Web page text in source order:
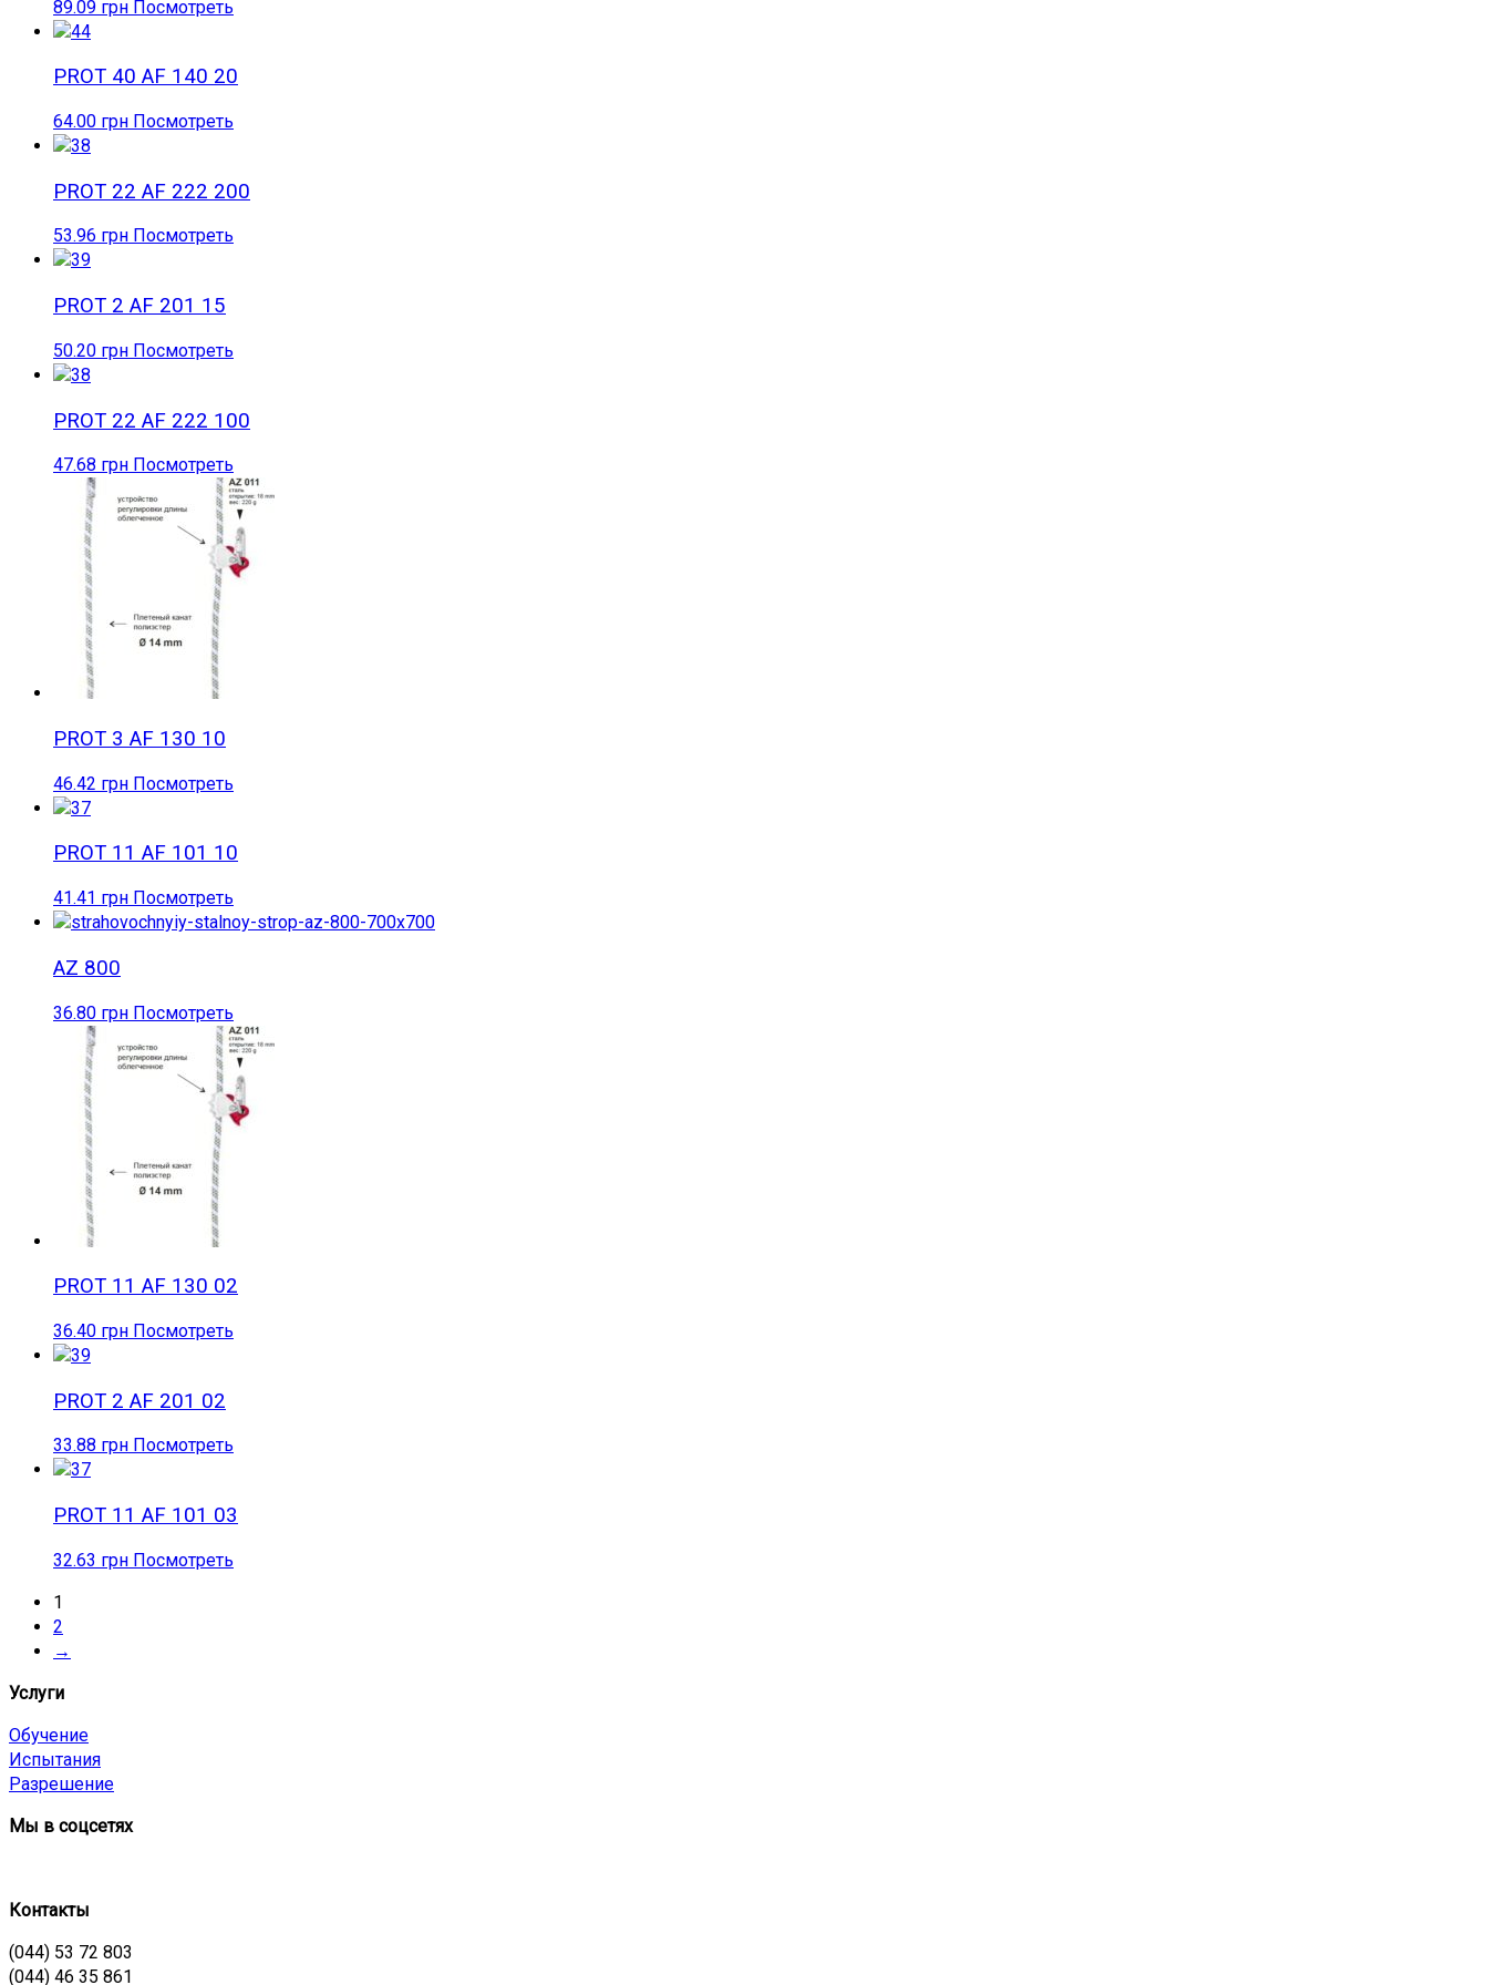
89.09 грн Посмотреть
PROT 40 AF 140 20
64.00 грн Посмотреть
PROT 22 AF 222 200
53.96 грн Посмотреть
PROT 2 AF 201 15
50.20 грн Посмотреть
PROT 22 AF 222 100
47.68 грн Посмотреть
PROT 3 AF 130 10
46.42 грн Посмотреть
PROT 11 AF 101 10
41.41 грн Посмотреть
AZ 800
36.80 грн Посмотреть
PROT 11 AF 130 02
36.40 грн Посмотреть
PROT 2 AF 201 02
33.88 грн Посмотреть
PROT 11 AF 101 03
32.63 грн Посмотреть
1
2
→
Услуги
Обучение
Испытания
Разрешение
Мы в соцсетях
Контакты
(044) 53 72 803
(044) 46 35 861